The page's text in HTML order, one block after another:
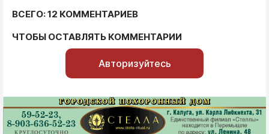
ВСЕГО: 12 КОММЕНТАРИЕВ
ЧТОБЫ ОСТАВЛЯТЬ КОММЕНТАРИИ
Авторизуйтесь